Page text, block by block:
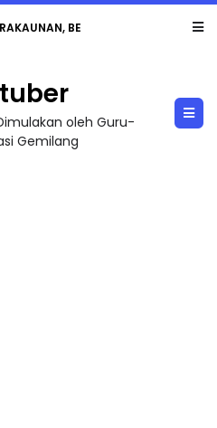
SOALAN 1 TRIAL OLEH CIKGU ...
oleh Guru-
Gemilang